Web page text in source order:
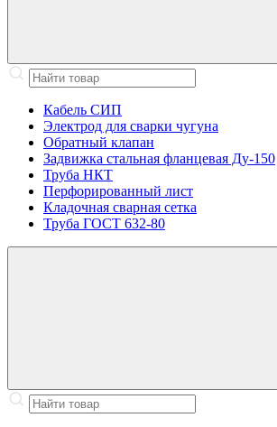
Кабель СИП
Электрод для сварки чугуна
Обратный клапан
Задвижка стальная фланцевая Ду-150
Труба НКТ
Перфорированный лист
Кладочная сварная сетка
Труба ГОСТ 632-80